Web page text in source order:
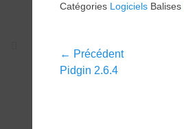
Catégories Logiciels Balises
Navigation
de
← Précédent
Article
Pidgin 2.6.4